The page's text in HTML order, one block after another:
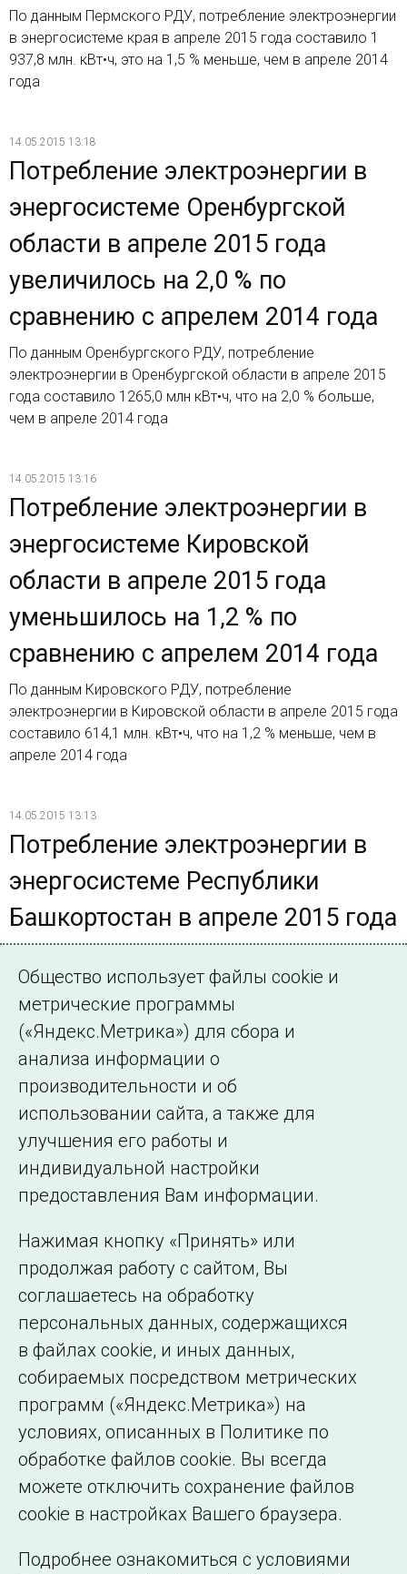
По данным Пермского РДУ, потребление электроэнергии
в энергосистеме края в апреле 2015 года составило 1
937,8 млн. кВт•ч, это на 1,5 % меньше, чем в апреле 2014
года
14.05.2015 13:18
Потребление электроэнергии в
энергосистеме Оренбургской
области в апреле 2015 года
увеличилось на 2,0 % по
сравнению с апрелем 2014 года
По данным Оренбургского РДУ, потребление
электроэнергии в Оренбургской области в апреле 2015
года составило 1265,0 млн кВт•ч, что на 2,0 % больше,
чем в апреле 2014 года
14.05.2015 13:16
Потребление электроэнергии в
энергосистеме Кировской
области в апреле 2015 года
уменьшилось на 1,2 % по
сравнению с апрелем 2014 года
По данным Кировского РДУ, потребление
электроэнергии в Кировской области в апреле 2015 года
составило 614,1 млн. кВт•ч, что на 1,2 % меньше, чем в
апреле 2014 года
14.05.2015 13:13
Потребление электроэнергии в
энергосистеме Республики
Башкортостан в апреле 2015 года
увеличилось на 0,2 % по
сравнению с апрелем 2014 года
По данным Башкирского РДУ, потребление
электроэнергии в Республики Башкортостан в апреле
2015 года составило 2173,5 млн. кВт•ч, что на 0,2 %
больше, чем в апреле 2014 года
©2005–2026 АО «СО ЕЭС»
Филиалы и
представительства
Сведения об
образовательной
организации
Общество использует файлы cookie и
метрические программы
(«Яндекс.Метрика») для сбора и
анализа информации о
производительности и об
использовании сайта, а также для
улучшения его работы и
индивидуальной настройки
предоставления Вам информации.
Нажимая кнопку «Принять» или
продолжая работу с сайтом, Вы
соглашаетесь на обработку
персональных данных, содержащихся
в файлах cookie, и иных данных,
собираемых посредством метрических
программ («Яндекс.Метрика») на
условиях, описанных в Политике по
обработке файлов cookie. Вы всегда
можете отключить сохранение файлов
cookie в настройках Вашего браузера.
Подробнее ознакомиться с условиями